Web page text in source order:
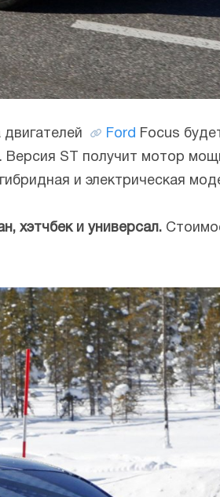
Ford Focus
Версия ST получит мотор
и электрическая
хэтчбек и универсал.